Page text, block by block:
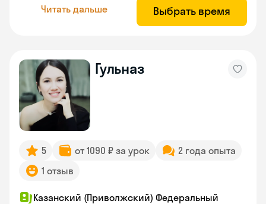
Читать дальше Выбрать время
Гульназ
5 от 1090 ₽ за урок
2 года опыта
1 отзыв
Казанский (Приволжский) Федеральный